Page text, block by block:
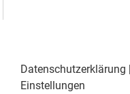
Datenschutzerklärung |
Einstellungen